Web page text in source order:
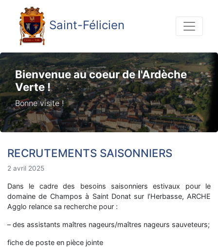
Saint-Félicien
Bienvenue au coeur de l'Ardèche
Verte !
Bonne visite !
RECRUTEMENTS SAISONNIERS
2 avril 2025
Dans le cadre des besoins saisonniers estivaux pour le
domaine de Champos à Saint Donat sur l’Herbasse, ARCHE
Agglo relance sa recherche pour :
– des assistants maîtres nageurs/maîtres nageurs sauveteurs;
fiche de poste en pièce jointe